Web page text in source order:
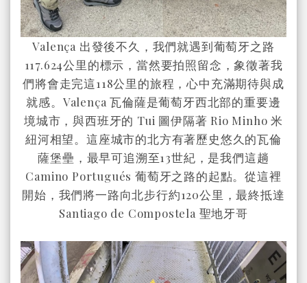
Valença 出發後不久，我們就遇到葡萄牙之路
117.624公里的標示，當然要拍照留念，象徵著我
們將會走完這118公里的旅程，心中充滿期待與成
就感。 Valença 瓦倫薩是葡萄牙西北部的重要邊
境城市，與西班牙的 Tui 圖伊隔著 Rio Minho 米
紐河相望。這座城市的北方有著歷史悠久的瓦倫
薩堡壘，最早可追溯至13世紀，是我們這趟
Camino Portugués 葡萄牙之路的起點。從這裡
開始，我們將一路向北步行約120公里，最終抵達
Santiago de Compostela 聖地牙哥